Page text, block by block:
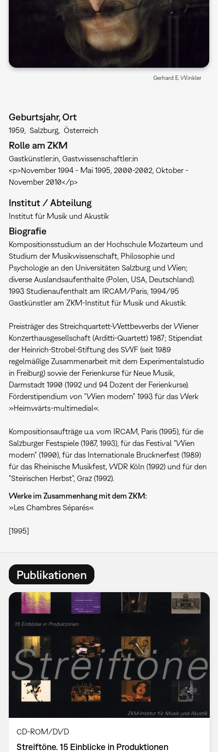
Gerhard E. Winkler
Geburtsjahr, Ort
1959 Salzburg Österreich
Rolle am ZKM
Gastkünstler:in Gastwissenschaftler:in
<p>November 1994 - Mai 1995, 2000-2002, Oktober -
November 2010</p>
Institut / Abteilung
Institut für Musik und Akustik
Biografie
Kompositionsstudium an der Hochschule Mozarteum und
Studium der Musikwissenschaft, Philosophie und
Psychologie an den Universitäten Salzburg und Wien;
diverse Auslandsaufenthalte (Polen, USA, Deutschland).
1993 Studienaufenthalt am IRCAM/Paris, 1994/95
Gastkünstler am ZKM-Institut für Musik und Akustik.
Preisträger des Streichquartett-Wettbewerbs der Wiener
Konzerthausgesellschaft (Arditti-Quartett) 1987; Stipendiat
der Heinrich-Strobel-Stiftung des SWF (seit 1989
regelmäßige Zusammenarbeit mit dem Experimentalstudio
in Freiburg) sowie der Ferienkurse für Neue Musik,
Darmstadt 1990 (1992 und 94 Dozent der Ferienkurse).
Förderstipendium von "Wien modern" 1993 für das Werk
»Heimwärts-multimedial«.
Kompositionsaufträge u.a. vom IRCAM, Paris (1995), für die
Salzburger Festspiele (1987, 1993), für das Festival "Wien
modern" (1990), für das Internationale Brucknerfest (1989)
für das Rheinische Musikfest, WDR Köln (1992) und für den
"Steirischen Herbst", Graz (1992).
Werke im Zusammenhang mit dem ZKM:
»Les Chambres Séparés«
[1995]
Publikationen
CD-ROM/DVD
Streiftöne. 15 Einblicke in Produktionen